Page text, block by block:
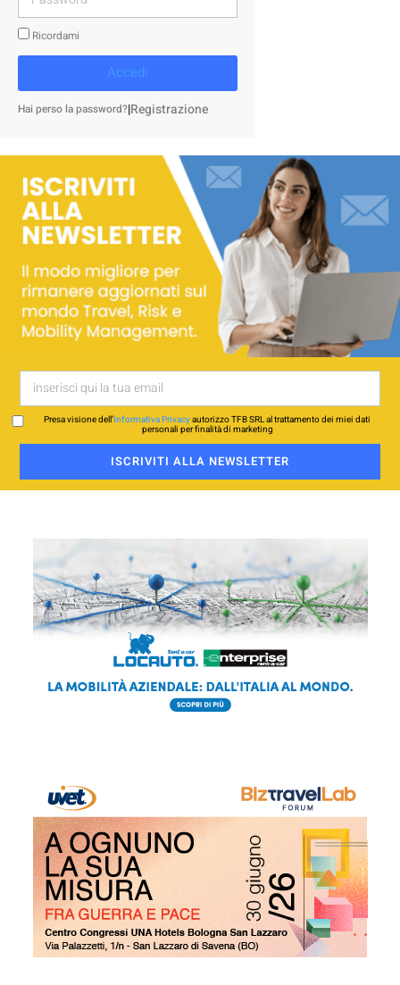
Ricordami
Accedi
Hai perso la password?|Registrazione
Presa visione dell’Informativa Privacyautorizzo TFB SRL al trattamento dei miei dati
personali per finalità di marketing
ISCRIVITI ALLA NEWSLETTER